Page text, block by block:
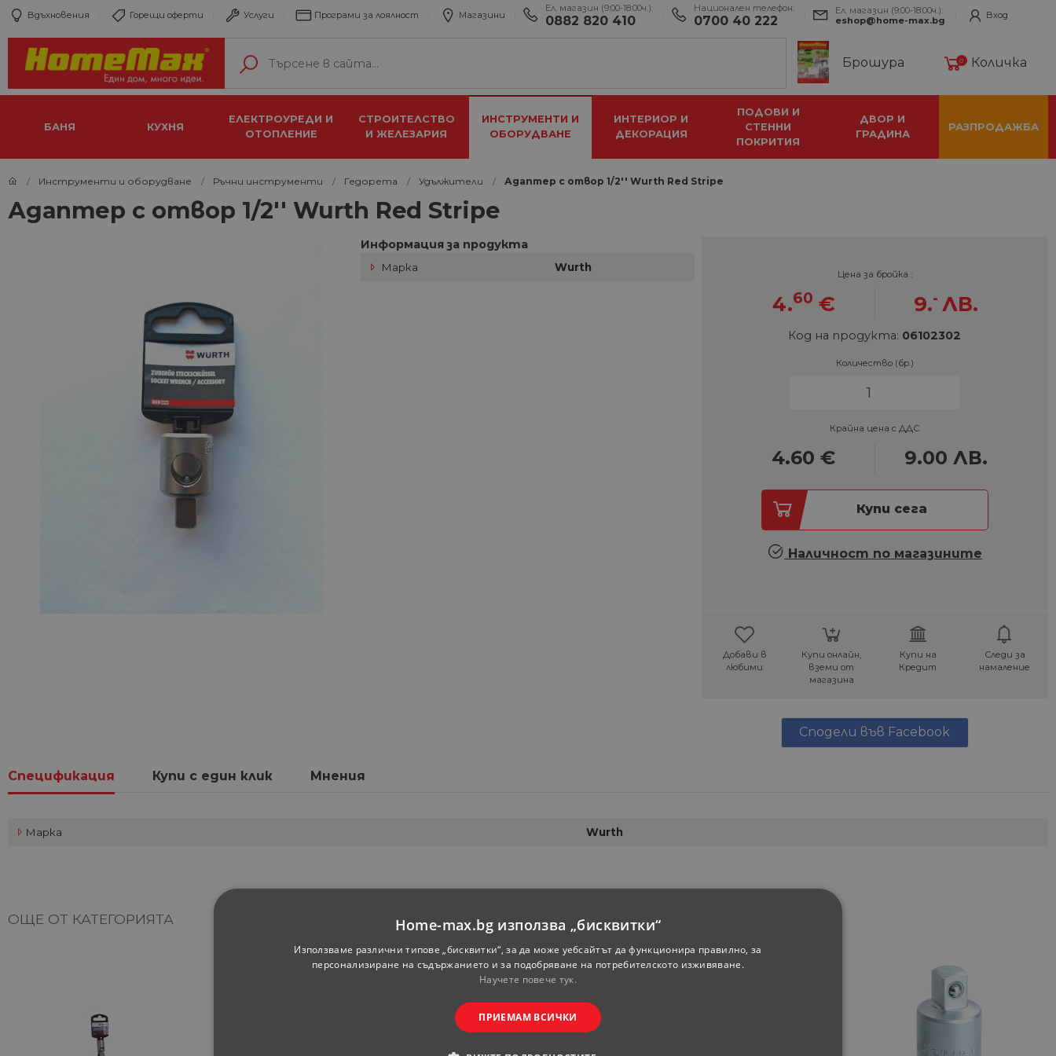
Вдъхновения Горещи оферти Услуги Програми за лоялност Магазини
Ел. магазин (9:00-18:00ч.):
0882 820 410
Национален телефон:
0700 40 222
Ел. магазин (9:00-18:00ч.):
eshop@home-max.bg
Вход
Брошура 0 Количка
БАНЯ КУХНЯ
ЕЛЕКТРОУРЕДИ И
ОТОПЛЕНИЕ
СТРОИТЕЛСТВО
И ЖЕЛЕЗАРИЯ
ИНСТРУМЕНТИ И
ОБОРУДВАНЕ
ИНТЕРИОР И
ДЕКОРАЦИЯ
ПОДОВИ И
СТЕННИ
ПОКРИТИЯ
ДВОР И
ГРАДИНА
РАЗПРОДАЖБА
Инструменти и оборудване Ръчни инструменти Гедорета Удължители Адаптер с отвор 1/2'' Wurth Red Stripe
Адаптер с отвор 1/2'' Wurth Red Stripe
Информация за продукта
Марка Wurth
Цена за бройка :
4.60 € 9.- ЛВ.
Код на продукта: 06102302
Количество (бр.)
Крайна цена с ДДС
4.60 € 9.00 ЛВ.
Купи сега
Наличност по магазините
Добави в
любими
Купи онлайн,
вземи от
магазина
Купи на
Кредит
Следи за
намаление
Сподели във Facebook
Спецификация Купи с един клик Мнения
Марка Wurth
ОЩЕ ОТ КАТЕГОРИЯТА Home-max.bg използва „бисквитки“
Използваме различни типове „бисквитки“, за да може уебсайтът да функционира правилно, за
персонализиране на съдържанието и за подобряване на потребителското изживяване.
Научете повече тук.
ПРИЕМАМ ВСИЧКИ